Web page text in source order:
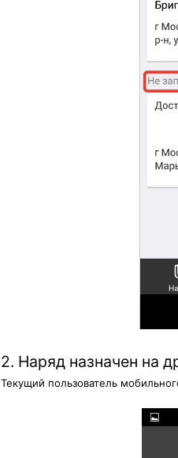
2. Наряд назначен на
Текущий пользователь